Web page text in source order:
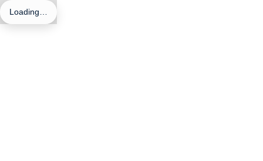
Loading…